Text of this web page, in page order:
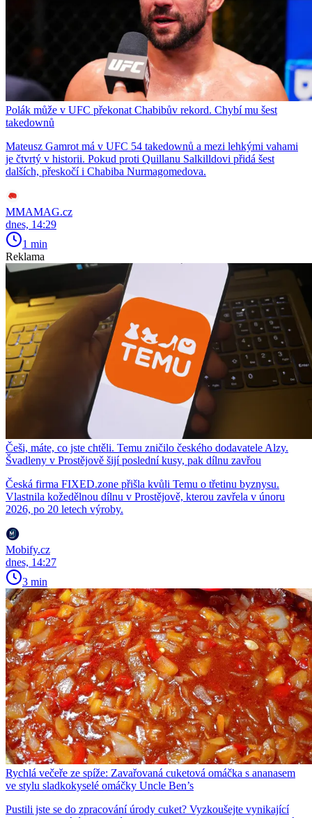
Polák může v UFC překonat Chabibův rekord. Chybí mu šest
takedownů
Mateusz Gamrot má v UFC 54 takedownů a mezi lehkými vahami
je čtvrtý v historii. Pokud proti Quillanu Salkilldovi přidá šest
dalších, přeskočí i Chabiba Nurmagomedova.
MMAMAG.cz
dnes, 14:29
1 min
Reklama
Češi, máte, co jste chtěli. Temu zničilo českého dodavatele Alzy.
Švadleny v Prostějově šijí poslední kusy, pak dílnu zavřou
Česká firma FIXED.zone přišla kvůli Temu o třetinu byznysu.
Vlastnila kožedělnou dílnu v Prostějově, kterou zavřela v únoru
2026, po 20 letech výroby.
Mobify.cz
dnes, 14:27
3 min
Rychlá večeře ze spíže: Zavařovaná cuketová omáčka s ananasem
ve stylu sladkokyselé omáčky Uncle Ben’s
Pustili jste se do zpracování úrody cuket? Vyzkoušejte vynikající